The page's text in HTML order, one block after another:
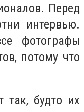
Перед
интервью.
фотографы
потому что
так, будто их